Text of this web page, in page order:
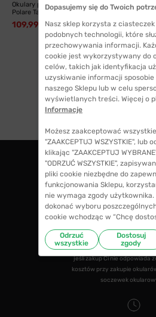
Okulary przeciwsłoneczne Gepetto
Polare Taupe...
109,99 zł 240,00 zł
1
ZWROTY DO
masz 14 dni na decyzję czy
swoje okulary czy
GWARANCJA 100%
jeśli zakup Ci nie odpowiada
kosztów przy zakupie
soczewek
Dopasujemy się do Twoich
Nasz sklep korzysta z
podobnych technologii, które
przechowywania informacji.
cookie jest wykorzystywany do
celów, takich jak identyfikacja
uzyskiwanie informacji sposobie
naszego Sklepu lub w celu
wyświetlanych treści. Więcej o
Informacje
Możesz zaakceptować
"ZAAKCEPTUJ WSZYSTKIE", lub
klikając "ZAAKCEPTUJ
"ODRZUĆ WSZYSTKIE",
pliki cookie niezbędne do
funkcjonowania Sklepu,
nie wymaga zgody użytkownika.
dokonać wyboru
cookie wchodząc w “Chcę
Odrzuć
wszystkie
Dostosuj
zgody